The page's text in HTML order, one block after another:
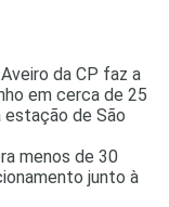
da CP faz a
em cerca de 25
estação de São
menos de 30
junto à